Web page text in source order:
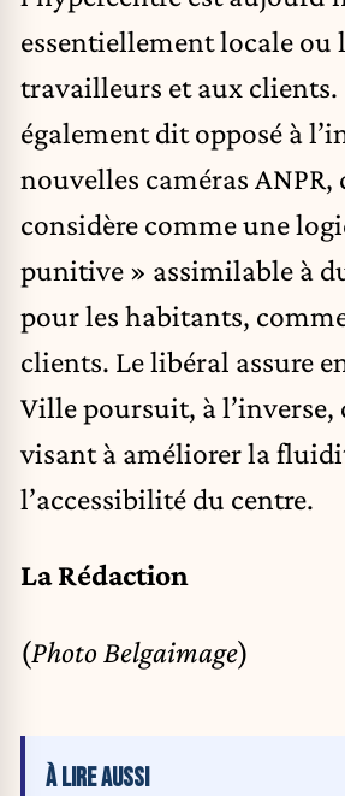
essentiellement locale ou
travailleurs et aux clients.
également dit opposé à
nouvelles caméras ANPR,
considère comme une
punitive » assimilable à
pour les habitants,
clients. Le libéral assure
Ville poursuit, à l’inverse,
visant à améliorer la
l’accessibilité du centre.
La Rédaction
(Photo Belgaimage)
À LIRE AUSSI